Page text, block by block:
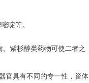
啶等。
紫杉醇类药物可使二者之
官具有不同的专一性，甾体